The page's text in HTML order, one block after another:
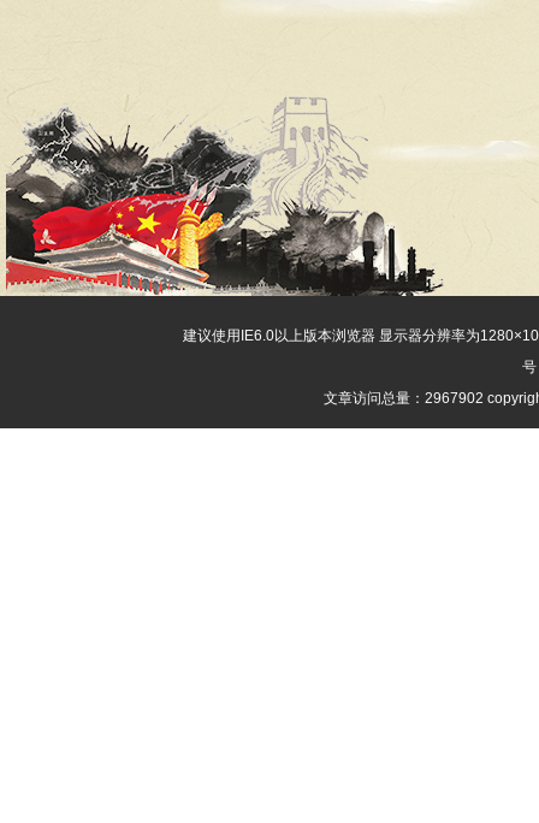
建议使用IE6.0以上版本浏览器 显示器分辨率为
号
文章访问总量：2967902